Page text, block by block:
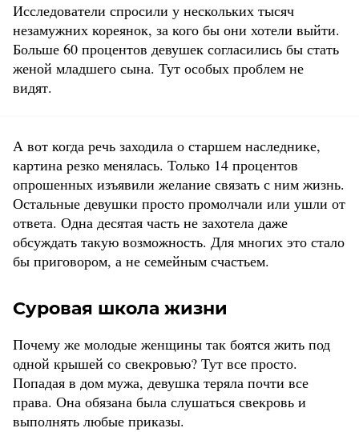
Исследователи спросили у нескольких тысяч
незамужних кореянок, за кого бы они хотели выйти.
Больше 60 процентов девушек согласились бы стать
женой младшего сына. Тут особых проблем не
видят.
А вот когда речь заходила о старшем наследнике,
картина резко менялась. Только 14 процентов
опрошенных изъявили желание связать с ним жизнь.
Остальные девушки просто промолчали или ушли от
ответа. Одна десятая часть не захотела даже
обсуждать такую возможность. Для многих это стало
бы приговором, а не семейным счастьем.
Суровая школа жизни
Почему же молодые женщины так боятся жить под
одной крышей со свекровью? Тут все просто.
Попадая в дом мужа, девушка теряла почти все
права. Она обязана была слушаться свекровь и
выполнять любые приказы.